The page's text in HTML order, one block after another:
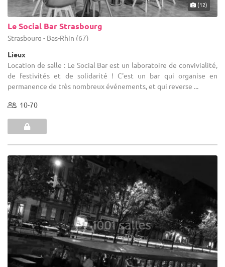
(12)
Le Social Bar Strasbourg
Strasbourg - Bas-Rhin (67)
Lieux
Location de salle : Le Social Bar est un laboratoire de convivialité,
de festivités et de solidarité ! C'est un bar qui organise en
permanence de très nombreux événements, et qui reverse ...
10-70